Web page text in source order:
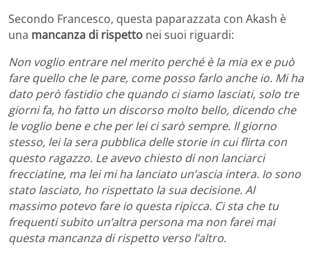
Secondo Francesco, questa paparazzata con Akash è
una mancanza di rispetto nei suoi riguardi:
Non voglio entrare nel merito perché è la mia ex e può
fare quello che le pare, come posso farlo anche io. Mi ha
dato però fastidio che quando ci siamo lasciati, solo tre
giorni fa, ho fatto un discorso molto bello, dicendo che
le voglio bene e che per lei ci sarò sempre. Il giorno
stesso, lei la sera pubblica delle storie in cui flirta con
questo ragazzo. Le avevo chiesto di non lanciarci
frecciatine, ma lei mi ha lanciato un’ascia intera. Io sono
stato lasciato, ho rispettato la sua decisione. Al
massimo potevo fare io questa ripicca. Ci sta che tu
frequenti subito un’altra persona ma non farei mai
questa mancanza di rispetto verso l’altro.